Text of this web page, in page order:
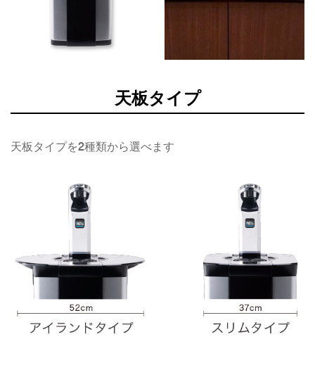
天板タイプ
天板タイプを2種類から選べます